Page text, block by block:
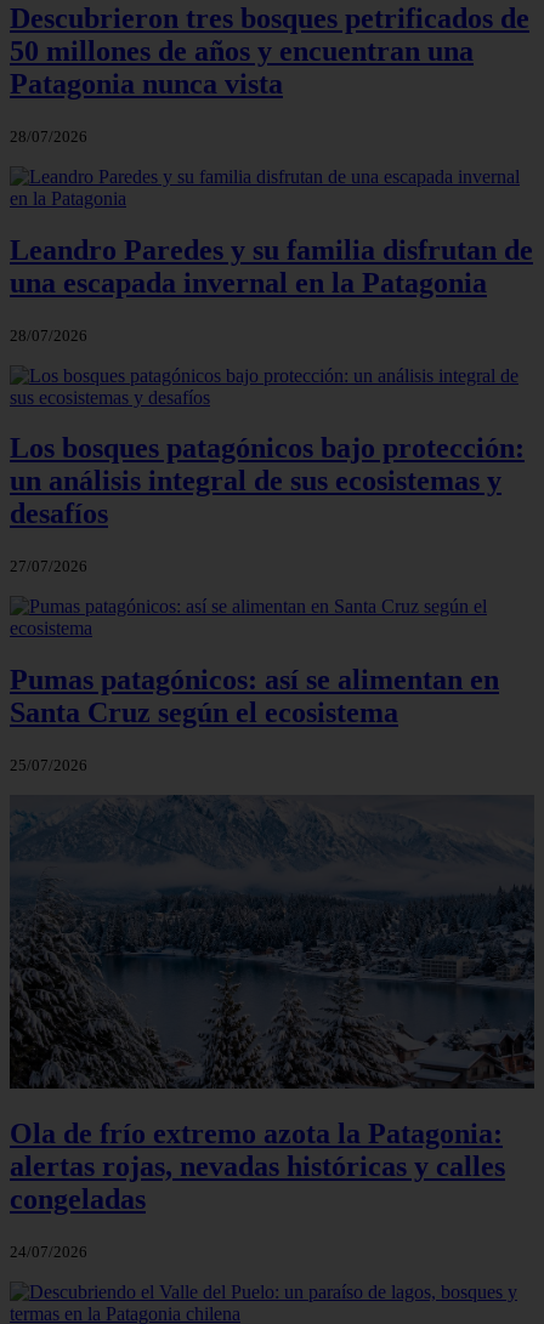
Descubrieron tres bosques petrificados de
50 millones de años y encuentran una
Patagonia nunca vista
28/07/2026
Leandro Paredes y su familia disfrutan de
una escapada invernal en la Patagonia
28/07/2026
Los bosques patagónicos bajo protección:
un análisis integral de sus ecosistemas y
desafíos
27/07/2026
Pumas patagónicos: así se alimentan en
Santa Cruz según el ecosistema
25/07/2026
Ola de frío extremo azota la Patagonia:
alertas rojas, nevadas históricas y calles
congeladas
24/07/2026